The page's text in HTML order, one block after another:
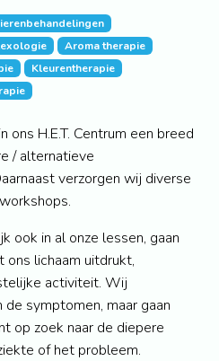
Aroma therapie
Kleurentherapie
ons H.E.T. Centrum een breed
/ alternatieve
verzorgen wij diverse
ook in al onze lessen, gaan
lichaam uitdrukt,
activiteit. Wij
symptomen, maar gaan
op zoek naar de diepere
of het probleem.